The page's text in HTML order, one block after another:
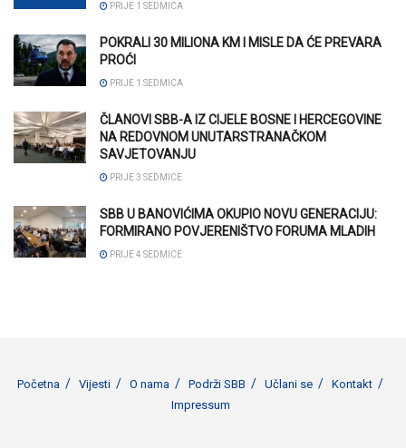
PRIJE 1 SEDMICA
POKRALI 30 MILIONA KM I MISLE DA ĆE PREVARA
PROĆI
PRIJE 1 SEDMICA
ČLANOVI SBB-A IZ CIJELE BOSNE I HERCEGOVINE
NA REDOVNOM UNUTARSTRANAČKOM
SAVJETOVANJU
PRIJE 3 SEDMICE
SBB U BANOVIĆIMA OKUPIO NOVU GENERACIJU:
FORMIRANO POVJERENIŠTVO FORUMA MLADIH
PRIJE 4 SEDMICE
Početna Vijesti O nama Podrži SBB Učlani se
Kontakt
Impressum